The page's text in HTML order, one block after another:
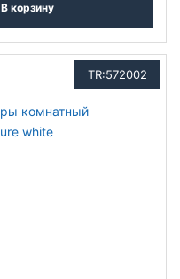
В корзину
TR:572002